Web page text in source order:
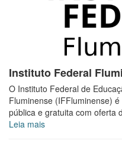
Instituto Federal
O Instituto Federal de
Fluminense (IFFluminense)
pública e gratuita com oferta
Leia mais